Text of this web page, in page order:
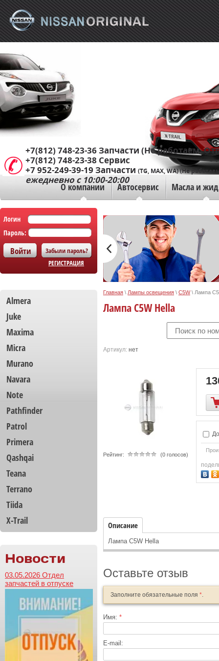
О компании Автосервис Масла и
+7(812) 748-23-36 Запчасти (Не работаем.
+7(812) 748-23-38 Сервис
+7 952-249-39-19 Запчасти (TG, MAX, WA) (Не
ежедневно с 10:00-20:00
Логин
Пароль:
Забыли пароль?
РЕГИСТРАЦИЯ
Almera
Juke
Maxima
Micra
Murano
Navara
Note
Pathfinder
Patrol
Primera
Qashqai
Teana
Terrano
Tiida
X-Trail
Новости
03.05.2026 Отдел
запчастей в отпуске
Главная \ Лампы освещения \ C5W\ Лампа
Лампа C5W Hella
Артикул: нет
Рейтинг: (0 голосов)
Описание
Лампа C5W Hella
Оставьте отзыв
Заполните обязательные поля *.
Имя: *
E-mail: